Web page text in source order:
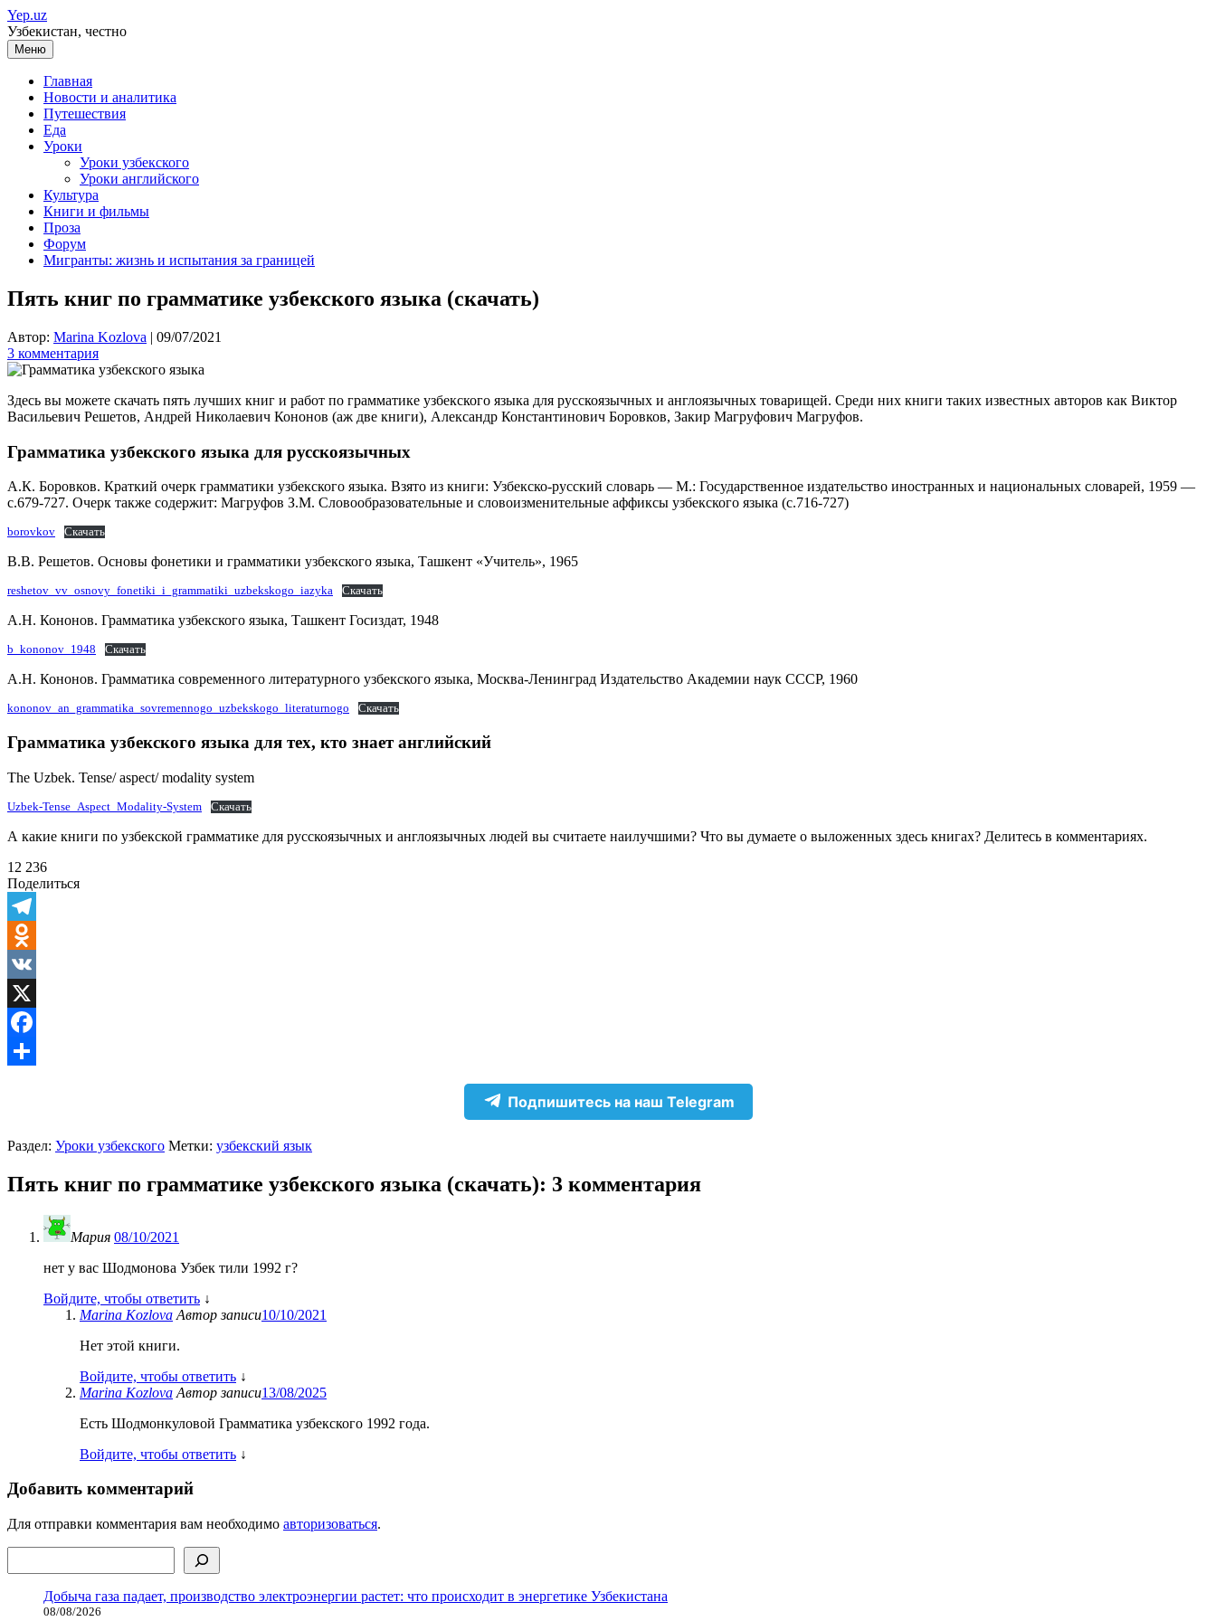
Перейти
к
содержимому
Yep.uz
Узбекистан, честно
Меню
Главная
Новости и аналитика
Путешествия
Еда
Уроки
Уроки узбекского
Уроки английского
Культура
Книги и фильмы
Проза
Форум
Мигранты: жизнь и испытания за границей
Пять книг по грамматике узбекского языка (скачать)
Автор: Marina Kozlova | 09/07/2021
3 комментария
Здесь вы можете скачать пять лучших книг и работ по грамматике узбекского языка для русскоязычных и англоязычных товарищей. Среди них книги таких известных авторов как Виктор
Васильевич Решетов, Андрей Николаевич Кононов (аж две книги), Александр Константинович Боровков, Закир Магруфович Магруфов.
Грамматика узбекского языка для русскоязычных
А.К. Боровков. Краткий очерк грамматики узбекского языка. Взято из книги: Узбекско-русский словарь — М.: Государственное издательство иностранных и национальных словарей, 1959 —
c.679-727. Очерк также содержит: Магруфов З.М. Словообразовательные и словоизменительные аффиксы узбекского языка (с.716-727)
borovkov Скачать
В.В. Решетов. Основы фонетики и грамматики узбекского языка, Ташкент «Учитель», 1965
reshetov_vv_osnovy_fonetiki_i_grammatiki_uzbekskogo_iazyka Скачать
А.Н. Кононов. Грамматика узбекского языка, Ташкент Госиздат, 1948
b_kononov_1948 Скачать
А.Н. Кононов. Грамматика современного литературного узбекского языка, Москва-Ленинград Издательство Академии наук СССР, 1960
kononov_an_grammatika_sovremennogo_uzbekskogo_literaturnogo Скачать
Грамматика узбекского языка для тех, кто знает английский
The Uzbek. Tense/ aspect/ modality system
Uzbek-Tense_Aspect_Modality-System Скачать
А какие книги по узбекской грамматике для русскоязычных и англоязычных людей вы считаете наилучшими? Что вы думаете о выложенных здесь книгах? Делитесь в комментариях.
12 236
Поделиться
Telegram
Odnoklassniki
VK
X
Facebook
Подпишитесь на наш Telegram
Раздел: Уроки узбекского Метки: узбекский язык
Пять книг по грамматике узбекского языка (скачать): 3 комментария
Мария 08/10/2021
нет у вас Шодмонова Узбек тили 1992 г?
Войдите, чтобы ответить ↓
Marina Kozlova Автор записи10/10/2021
Нет этой книги.
Войдите, чтобы ответить ↓
Marina Kozlova Автор записи13/08/2025
Есть Шодмонкуловой Грамматика узбекского 1992 года.
Войдите, чтобы ответить ↓
Добавить комментарий
Для отправки комментария вам необходимо авторизоваться.
Добыча газа падает, производство электроэнергии растет: что происходит в энергетике Узбекистана
08/08/2026